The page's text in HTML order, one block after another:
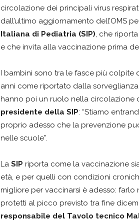
circolazione dei principali virus
dall’ultimo aggiornamento dell’OMS
Italiana di Pediatria (SIP), che
e che invita alla vaccinazione prima
I bambini sono tra le fasce più colpite
anni come riportato dalla sorveglianza
hanno poi un ruolo nella circolazione
presidente della SIP: “Stiamo
proprio adesso che la prevenzione
nelle scuole”.
La SIP riporta come la vaccinazione
età, e per quelli con condizioni
migliore per vaccinarsi è adesso:
protetti al picco previsto tra fine
responsabile del Tavolo tecnico